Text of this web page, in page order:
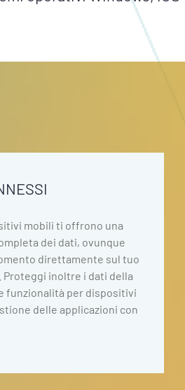
mobili ti offrono una
dei dati, ovunque
direttamente sul tuo
inoltre i dati della
funzionalità per dispositivi
delle applicazioni con